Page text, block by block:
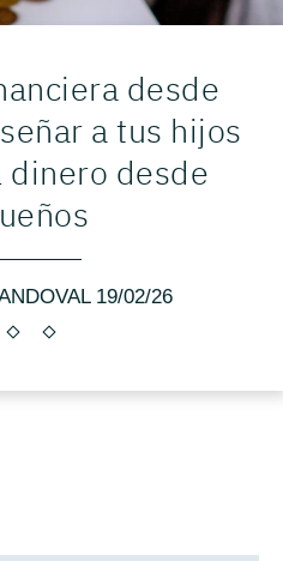
desde
a tus hijos
dinero desde
19/02/26